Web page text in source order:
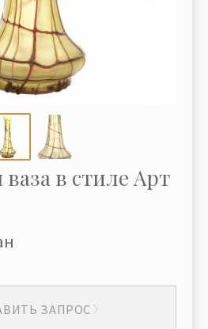
в стиле Арт
ЗАПРОС